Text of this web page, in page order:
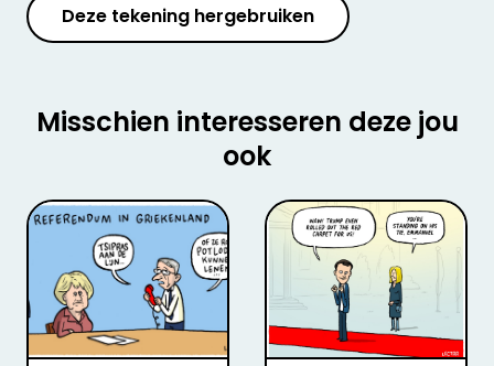
Deze tekening hergebruiken
Misschien interesseren deze jou
ook